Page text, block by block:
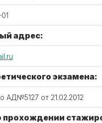
адрес:
экзамена:
АД№5127 от 21.02.2012
прохождении